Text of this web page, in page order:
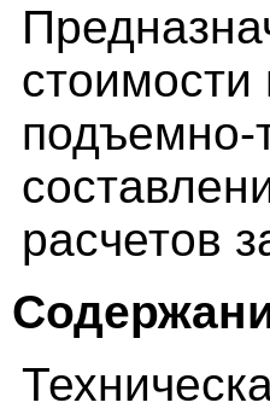
подъемно-
расчетов